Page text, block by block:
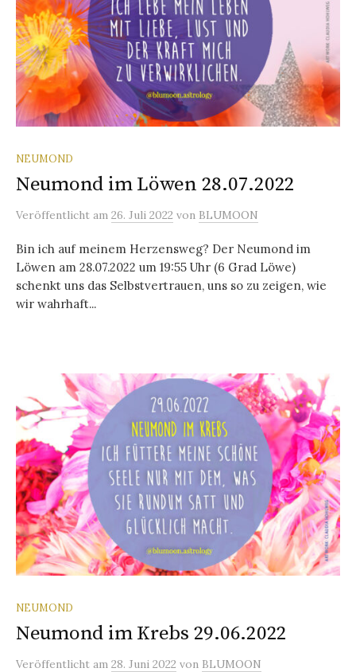
NEUMOND
Neumond im Löwen 28.07.2022
Veröffentlicht am 26. Juli 2022 von BLUMOON
Bin ich auf meinem Herzensweg? Der Neumond im
Löwen am 28.07.2022 um 19:55 Uhr (6 Grad Löwe)
schenkt uns das Selbstvertrauen, uns so zu zeigen, wie
wir wahrhaft...
NEUMOND
Neumond im Krebs 29.06.2022
Veröffentlicht am 28. Juni 2022 von BLUMOON